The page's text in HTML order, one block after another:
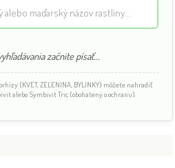
začnite písať...
(KVET, ZELENINA, BYLINKY) môžete nahradiť
alebo Symbivit Tric (obohatený o ochranu).